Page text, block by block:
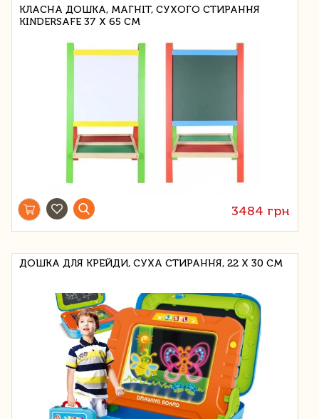
КЛАСНА ДОШКА, МАГНІТ, СУХОГО СТИРАННЯ
KINDERSAFE 37 X 65 СМ
3484 грн
ДОШКА ДЛЯ КРЕЙДИ, СУХА СТИРАННЯ, 22 Х 30 СМ